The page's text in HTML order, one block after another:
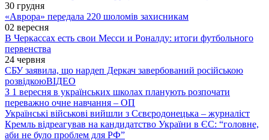
30 грудня
«Аврора» передала 220 шоломів захисникам
02 вересня
В Черкассах есть свои Месси и Роналду: итоги футбольного
первенства
24 червня
СБУ заявила, що нардеп Деркач завербований російською
розвідкоюВІДЕО
З 1 вересня в українських школах планують розпочати
переважно очне навчання – ОП
Українські військові вийшли з Сєвєродонецька – журналіст
Кремль відреагував на кандидатство України в ЄС: “головне,
аби не було проблем для РФ”